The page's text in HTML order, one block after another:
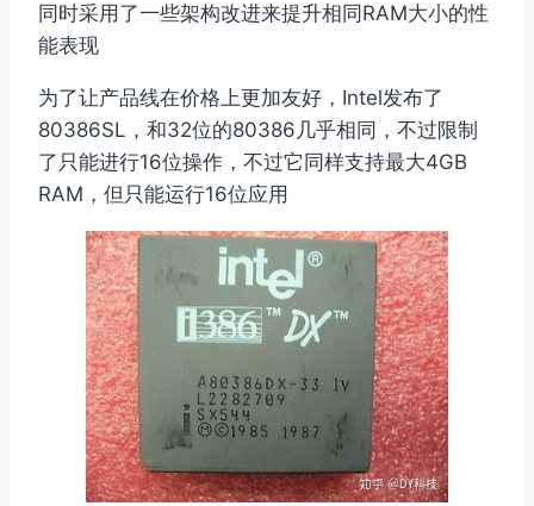
同时采用了一些架构改进来提升相同RAM大小的性
能表现
为了让产品线在价格上更加友好，Intel发布了
80386SL，和32位的80386几乎相同，不过限制
了只能进行16位操作，不过它同样支持最大4GB
RAM，但只能运行16位应用